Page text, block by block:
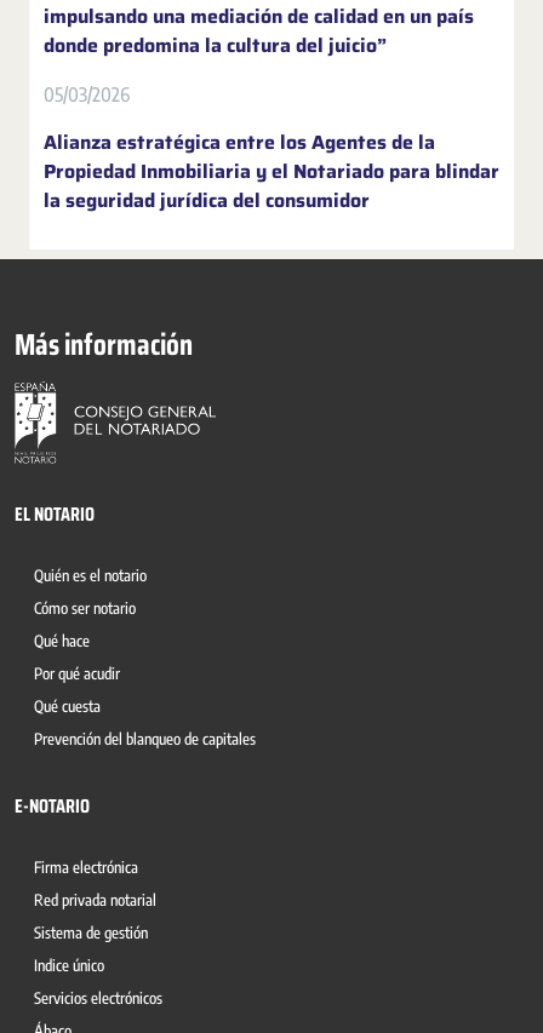
impulsando una mediación de calidad en un país
donde predomina la cultura del juicio”
05/03/2026
Alianza estratégica entre los Agentes de la
Propiedad Inmobiliaria y el Notariado para blindar
la seguridad jurídica del consumidor
Más información
EL NOTARIO
Quién es el notario
Cómo ser notario
Qué hace
Por qué acudir
Qué cuesta
Prevención del blanqueo de capitales
E-NOTARIO
Firma electrónica
Red privada notarial
Sistema de gestión
Indice único
Servicios electrónicos